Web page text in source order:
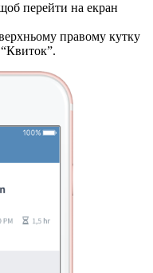
перейти на екран
правому кутку